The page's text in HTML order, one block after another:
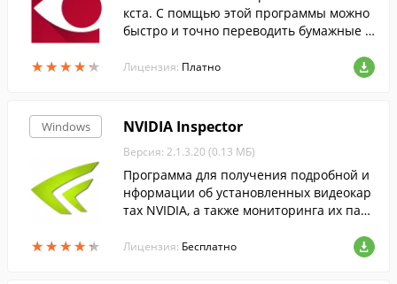
★★★★★
★★★★★
кста. С помщью этой программы можно
быстро и точно переводить бумажные д
рафии документов в редактируемый фо
Лицензия: Платно
Windows
★★★★★
★★★★★
NVIDIA Inspector
Версия: 2.1.3.20 (0.13 МБ)
Программа для получения подробной и
нформации об установленных видеокар
тах NVIDIA, а также мониторинга их пар
Лицензия: Бесплатно